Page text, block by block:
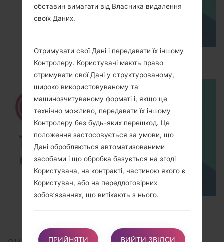
How to Hard Reset on LG G5 H850?
обставин вимагати від Власника видалення
своїх Даних.
Отримувати свої Дані і передавати їх іншому
Контролеру. Користувачі мають право
отримувати свої Дані у структурованому,
широко використовуваному та
машинозчитуваному форматі і, якщо це
технічно можливо, передавати їх іншому
Контролеру без будь-яких перешкод. Це
положення застосовується за умови, що
Дані обробляються автоматизованими
засобами і що обробка базується на згоді
Користувача, на контракті, частиною якого є
Користувач, або на переддоговірних
зобов’язаннях, що витікають з нього.
Подавати скаргу. Користувачі мають право
подати позов до свого компетентного органу
ПРИЙНЯТИ ВИЙТИ ЗВІДСИ